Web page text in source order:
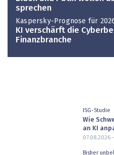
sprechen
Kaspersky-Prognose für
KI verschärft die
Finanzbranche
ISG-Studie
Wie
an KI
07.08.2026
Bisher